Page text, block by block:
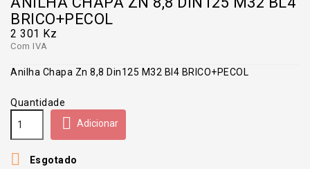
BRICO+PECOL
2 301 Kz
Com IVA
Anilha Chapa Zn 8,8 Din125 M32 Bl4 BRICO+PECOL
Quantidade
 Adicionar
 Esgotado